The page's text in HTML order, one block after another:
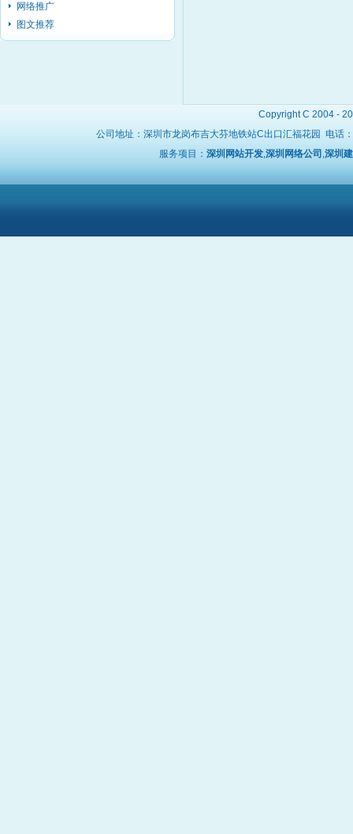
网络推广
图文推荐
Copyright C 2004 -
公司地址：深圳市龙岗布吉大芬地铁站C出口汇福花园 电话：
服务项目： 深圳网站开发,深圳网络公司 ,深圳